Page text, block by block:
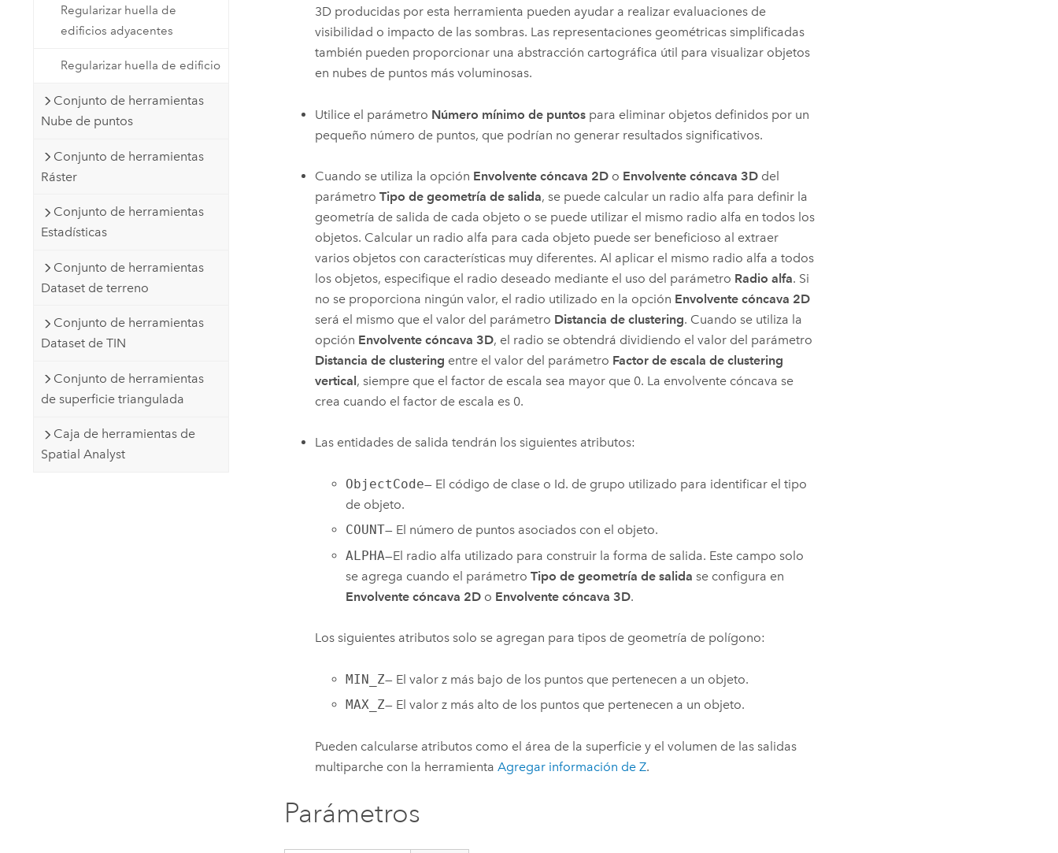
Regularizar huella de
edificios adyacentes
Regularizar huella de edificio
Conjunto de herramientas
Nube de puntos
Conjunto de herramientas
Ráster
Conjunto de herramientas
Estadísticas
Conjunto de herramientas
Dataset de terreno
Conjunto de herramientas
Dataset de TIN
Conjunto de herramientas
de superficie triangulada
Caja de herramientas de
Spatial Analyst
3D producidas por esta herramienta pueden ayudar a realizar evaluaciones de
visibilidad o impacto de las sombras. Las representaciones geométricas simplificadas
también pueden proporcionar una abstracción cartográfica útil para visualizar objetos
en nubes de puntos más voluminosas.
Utilice el parámetro Número mínimo de puntospara eliminar objetos definidos por un
pequeño número de puntos, que podrían no generar resultados significativos.
Cuando se utiliza la opción Envolvente cóncava 2Do Envolvente cóncava 3Ddel
parámetro Tipo de geometría de salida, se puede calcular un radio alfa para definir la
geometría de salida de cada objeto o se puede utilizar el mismo radio alfa en todos los
objetos. Calcular un radio alfa para cada objeto puede ser beneficioso al extraer
varios objetos con características muy diferentes. Al aplicar el mismo radio alfa a todos
los objetos, especifique el radio deseado mediante el uso del parámetro Radio alfa. Si
no se proporciona ningún valor, el radio utilizado en la opción Envolvente cóncava 2D
será el mismo que el valor del parámetro Distancia de clustering. Cuando se utiliza la
opción Envolvente cóncava 3D, el radio se obtendrá dividiendo el valor del parámetro
Distancia de clustering entre el valor del parámetro Factor de escala de clustering
vertical, siempre que el factor de escala sea mayor que 0. La envolvente cóncava se
crea cuando el factor de escala es 0.
Las entidades de salida tendrán los siguientes atributos:
ObjectCode— El código de clase o Id. de grupo utilizado para identificar el tipo
de objeto.
COUNT— El número de puntos asociados con el objeto.
ALPHA—El radio alfa utilizado para construir la forma de salida. Este campo solo
se agrega cuando el parámetro Tipo de geometría de salida se configura en
Envolvente cóncava 2Do Envolvente cóncava 3D.
Los siguientes atributos solo se agregan para tipos de geometría de polígono:
MIN_Z— El valor z más bajo de los puntos que pertenecen a un objeto.
MAX_Z— El valor z más alto de los puntos que pertenecen a un objeto.
Pueden calcularse atributos como el área de la superficie y el volumen de las salidas
multiparche con la herramienta Agregar información de Z.
Parámetros